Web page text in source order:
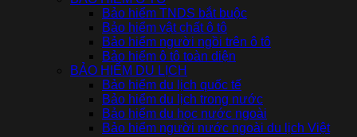
Bảo hiểm TNDS bắt buộc
Bảo hiểm vật chất ô tô
Bảo hiểm người ngồi trên ô tô
Bảo hiểm ô tô toàn diện
BẢO HIỂM DU LỊCH
Bảo hiểm du lịch quốc tế
Bảo hiểm du lịch trong nước
Bảo hiểm du học nước ngoài
Bảo hiểm người nước ngoài du lịch Việt